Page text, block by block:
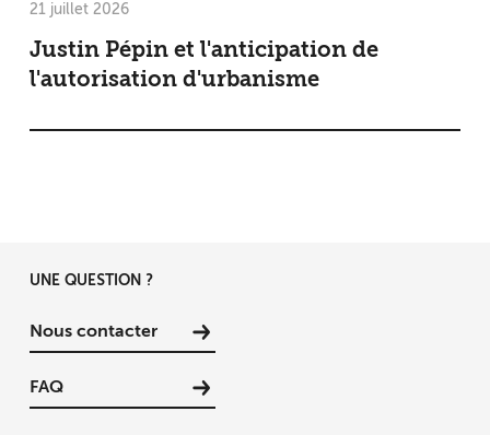
21 juillet 2026
Justin Pépin et l'anticipation de
l'autorisation d'urbanisme
UNE QUESTION ?
Nous contacter
FAQ